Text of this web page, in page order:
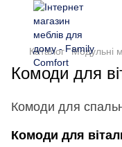
Каталог Модульні
Комоди для
Комоди для
Комоди для